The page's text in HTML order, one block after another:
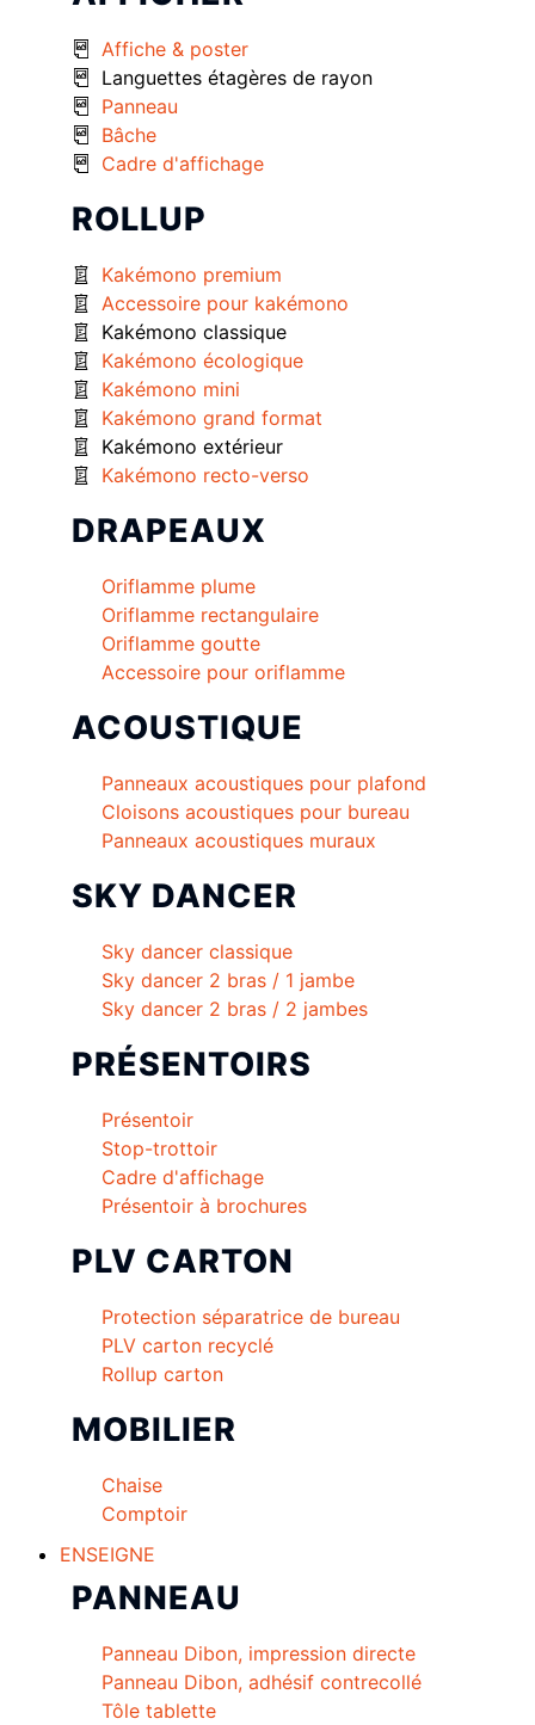
Affiche & poster
Languettes étagères de rayon
Panneau
Bâche
Cadre d'affichage
ROLLUP
Kakémono premium
Accessoire pour kakémono
Kakémono classique
Kakémono écologique
Kakémono mini
Kakémono grand format
Kakémono extérieur
Kakémono recto-verso
DRAPEAUX
Oriflamme plume
Oriflamme rectangulaire
Oriflamme goutte
Accessoire pour oriflamme
ACOUSTIQUE
Panneaux acoustiques pour plafond
Cloisons acoustiques pour bureau
Panneaux acoustiques muraux
SKY DANCER
Sky dancer classique
Sky dancer 2 bras / 1 jambe
Sky dancer 2 bras / 2 jambes
PRÉSENTOIRS
Présentoir
Stop-trottoir
Cadre d'affichage
Présentoir à brochures
PLV CARTON
Protection séparatrice de bureau
PLV carton recyclé
Rollup carton
MOBILIER
Chaise
Comptoir
ENSEIGNE
PANNEAU
Panneau Dibon, impression directe
Panneau Dibon, adhésif contrecollé
Tôle tablette